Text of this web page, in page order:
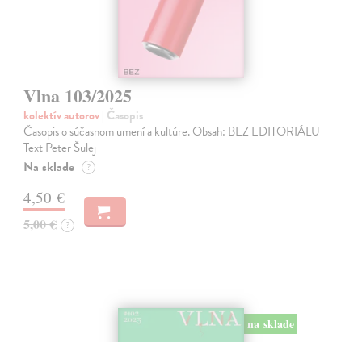
Vlna 103/2025
kolektív autorov| Časopis
Časopis o súčasnom umení a kultúre. Obsah: BEZ EDITORIÁLU
Text Peter Šulej
Na sklade ?
4,50 €
5,00 € ?
na sklade